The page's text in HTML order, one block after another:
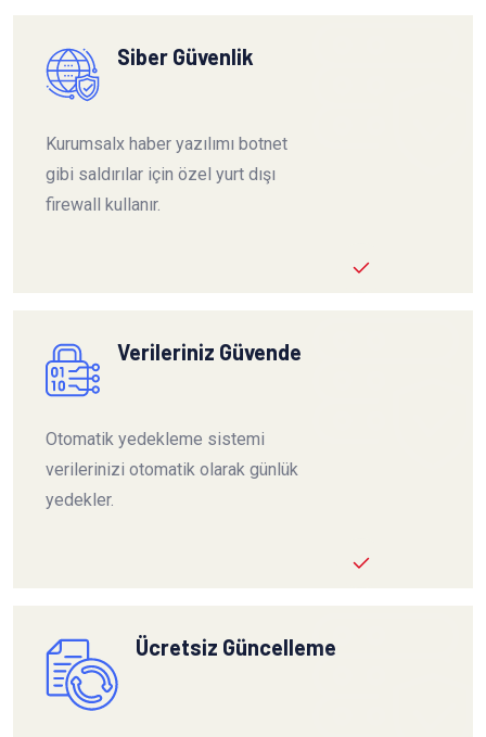
Siber Güvenlik
Kurumsalx haber yazılımı botnet
gibi saldırılar için özel yurt dışı
firewall kullanır.
Verileriniz Güvende
Otomatik yedekleme sistemi
verilerinizi otomatik olarak günlük
yedekler.
Ücretsiz Güncelleme